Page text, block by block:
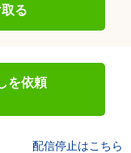
る
を依頼
配信停止はこちら